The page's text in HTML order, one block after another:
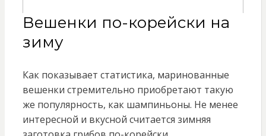
Вешенки по-корейски на
зиму
Как показывает статистика, маринованные
вешенки стремительно приобретают такую
же популярность, как шампиньоны. Не менее
интересной и вкусной считается зимняя